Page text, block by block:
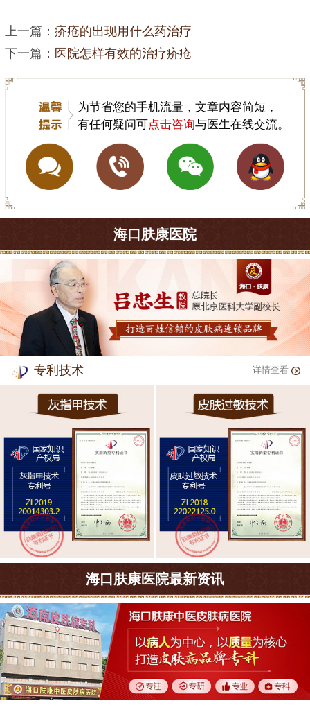
上一篇： 疥疮的出现用什么药治疗
下一篇： 医院怎样有效的治疗疥疮
为节省您的手机流量，文章内容简短，
有任何疑问可点击咨询与医生在线交流。
海口肤康医院
专利技术 详情查看
海口肤康医院最新资讯